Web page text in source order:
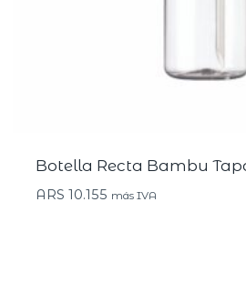
Botella Recta Bambu
ARS 10.155 más IVA